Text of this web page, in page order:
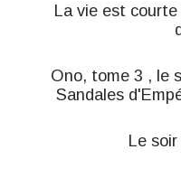
La vie est
Ono, tome 3 , le
Sandales
Le soir